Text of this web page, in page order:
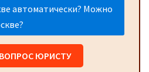
автоматически? Можно
ЮРИСТУ